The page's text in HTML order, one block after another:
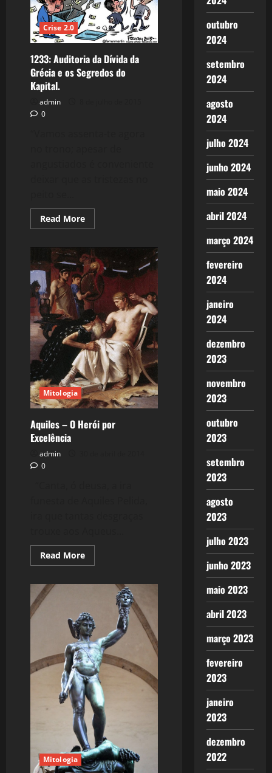
Crise 2.0
1233: Auditoria da Dívida da
Grécia e os Segredos do
Kapital.
admin
0
Read MoreRead
more
Auditoria
da
Dívida
da
Grécia
e
os
Segredos
do
Kapital.
Mitologia
Aquiles – O Herói por
Excelência
admin
0
Read MoreRead
more
por
Excelência
Mitologia
outubro
2024
setembro
2024
agosto
2024
julho 2024
junho 2024
maio 2024
abril 2024
março 2024
fevereiro
2024
janeiro
2024
dezembro
2023
novembro
2023
outubro
2023
setembro
2023
agosto
2023
julho 2023
junho 2023
maio 2023
abril 2023
março 2023
fevereiro
2023
janeiro
2023
dezembro
2022